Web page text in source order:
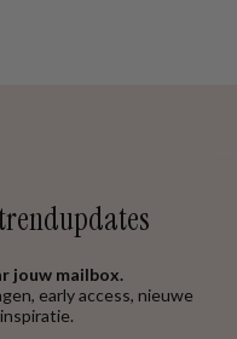
jouw mailbox.
early access, nieuwe